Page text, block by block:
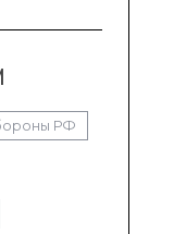
РФ